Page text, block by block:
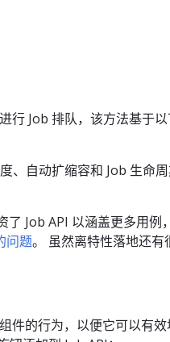
行 Job 排队，该方法基于
、自动扩缩容和 Job 生命
Job API 以涵盖更多用例
问题。 虽然离特性落地还有
件的行为，以便它可以有效